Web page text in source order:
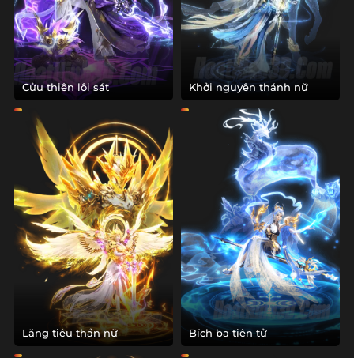
Cửu thiên lôi sát Khởi nguyên thánh nữ
Lăng tiêu thần nữ Bích ba tiên tử